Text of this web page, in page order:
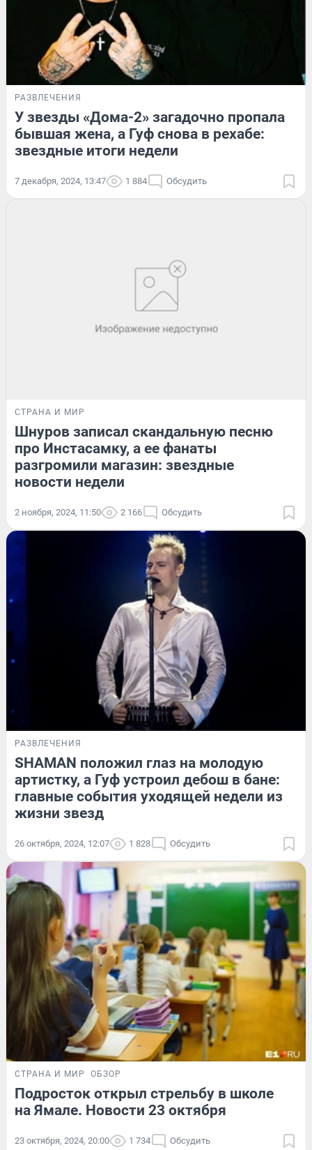
РАЗВЛЕЧЕНИЯ
У звезды «Дома-2» загадочно пропала
бывшая жена, а Гуф снова в рехабе:
звездные итоги недели
7 декабря, 2024, 13:47 1 884 Обсудить
СТРАНА И МИР
Шнуров записал скандальную песню
про Инстасамку, а ее фанаты
разгромили магазин: звездные
новости недели
2 ноября, 2024, 11:50 2 166 Обсудить
РАЗВЛЕЧЕНИЯ
SHAMAN положил глаз на молодую
артистку, а Гуф устроил дебош в бане:
главные события уходящей недели из
жизни звезд
26 октября, 2024, 12:07 1 828 Обсудить
СТРАНА И МИР ОБЗОР
Подросток открыл стрельбу в школе
на Ямале. Новости 23 октября
23 октября, 2024, 20:00 1 734 Обсудить